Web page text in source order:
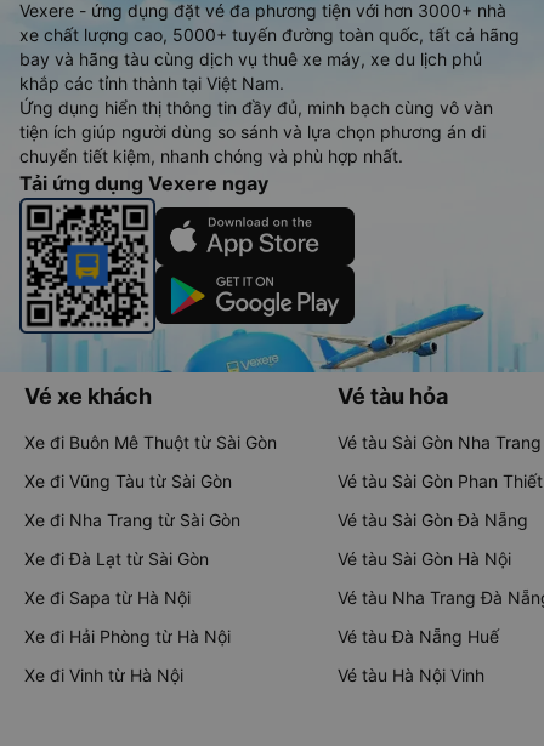
Vexere - ứng dụng đặt vé đa phương tiện với hơn 3000+ nhà
xe chất lượng cao, 5000+ tuyến đường toàn quốc, tất cả hãng
bay và hãng tàu cùng dịch vụ thuê xe máy, xe du lịch phủ
khắp các tỉnh thành tại Việt Nam.
Ứng dụng hiển thị thông tin đầy đủ, minh bạch cùng vô vàn
tiện ích giúp người dùng so sánh và lựa chọn phương án di
chuyển tiết kiệm, nhanh chóng và phù hợp nhất.
Tải ứng dụng Vexere ngay
Vé xe khách
Xe đi Buôn Mê Thuột từ Sài Gòn
Xe đi Vũng Tàu từ Sài Gòn
Xe đi Nha Trang từ Sài Gòn
Xe đi Đà Lạt từ Sài Gòn
Xe đi Sapa từ Hà Nội
Xe đi Hải Phòng từ Hà Nội
Xe đi Vinh từ Hà Nội
Vé tàu hỏa
Vé tàu Sài Gòn Nha Trang
Vé tàu Sài Gòn Phan Thiết
Vé tàu Sài Gòn Đà Nẵng
Vé tàu Sài Gòn Hà Nội
Vé tàu Nha Trang Đà
Vé tàu Đà Nẵng Huế
Vé tàu Hà Nội Vinh